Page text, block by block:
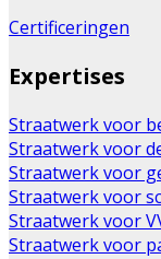
Certificeringen
Expertises
Straatwerk voor
Straatwerk voor
Straatwerk voor
Straatwerk voor
Straatwerk voor
Straatwerk voor